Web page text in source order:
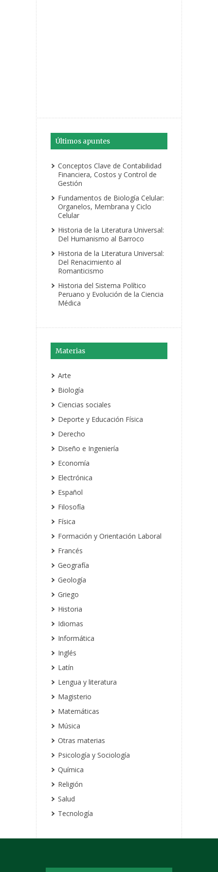
Últimos apuntes
Conceptos Clave de Contabilidad
Financiera, Costos y Control de
Gestión
Fundamentos de Biología Celular:
Organelos, Membrana y Ciclo
Celular
Historia de la Literatura Universal:
Del Humanismo al Barroco
Historia de la Literatura Universal:
Del Renacimiento al
Romanticismo
Historia del Sistema Político
Peruano y Evolución de la Ciencia
Médica
Materias
Arte
Biología
Ciencias sociales
Deporte y Educación Física
Derecho
Diseño e Ingeniería
Economía
Electrónica
Español
Filosofía
Física
Formación y Orientación Laboral
Francés
Geografía
Geología
Griego
Historia
Idiomas
Informática
Inglés
Latín
Lengua y literatura
Magisterio
Matemáticas
Música
Otras materias
Psicología y Sociología
Química
Religión
Salud
Tecnología